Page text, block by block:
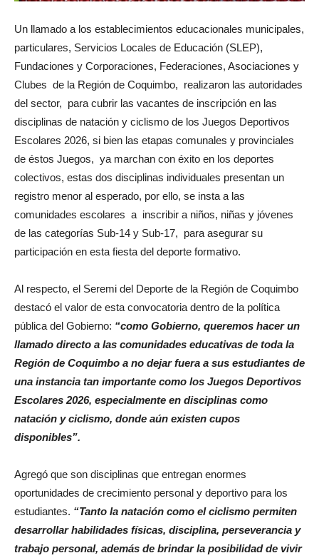
Un llamado a los establecimientos educacionales municipales,
particulares, Servicios Locales de Educación (SLEP),
Fundaciones y Corporaciones, Federaciones, Asociaciones y
Clubes de la Región de Coquimbo, realizaron las autoridades
del sector, para cubrir las vacantes de inscripción en las
disciplinas de natación y ciclismo de los Juegos Deportivos
Escolares 2026, si bien las etapas comunales y provinciales
de éstos Juegos, ya marchan con éxito en los deportes
colectivos, estas dos disciplinas individuales presentan un
registro menor al esperado, por ello, se insta a las
comunidades escolares a inscribir a niños, niñas y jóvenes
de las categorías Sub-14 y Sub-17, para asegurar su
participación en esta fiesta del deporte formativo.
Al respecto, el Seremi del Deporte de la Región de Coquimbo
destacó el valor de esta convocatoria dentro de la política
pública del Gobierno: “como Gobierno, queremos hacer un
llamado directo a las comunidades educativas de toda la
Región de Coquimbo a no dejar fuera a sus estudiantes de
una instancia tan importante como los Juegos Deportivos
Escolares 2026, especialmente en disciplinas como
natación y ciclismo, donde aún existen cupos
disponibles”.
Agregó que son disciplinas que entregan enormes
oportunidades de crecimiento personal y deportivo para los
estudiantes. “Tanto la natación como el ciclismo permiten
desarrollar habilidades físicas, disciplina, perseverancia y
trabajo personal, además de brindar la posibilidad de vivir